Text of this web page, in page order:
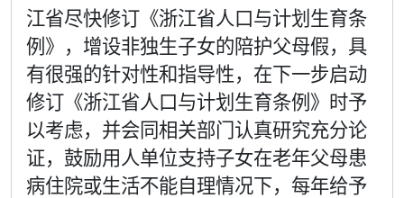
江省尽快修订《浙江省人口与计划生育条
例》，增设非独生子女的陪护父母假，具
有很强的针对性和指导性，在下一步启动
修订《浙江省人口与计划生育条例》时予
以考虑，并会同相关部门认真研究充分论
证，鼓励用人单位支持子女在老年父母患
病住院或生活不能自理情况下，每年给予